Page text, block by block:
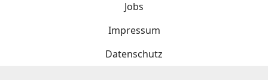
Jobs
Impressum
Datenschutz